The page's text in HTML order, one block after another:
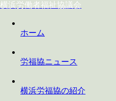
横浜労働者福祉協議会
ホーム
労福協ニュース
横浜労福協の紹介